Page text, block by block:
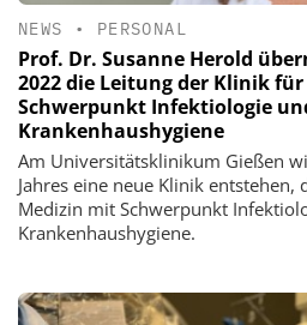
NEWS • PERSONAL
Prof. Dr. Susanne Herold
2022 die Leitung der Klinik
Schwerpunkt Infektiologie
Krankenhaushygiene
Am Universitätsklinikum Gießen
Jahres eine neue Klinik
Medizin mit Schwerpunkt
Krankenhaushygiene.